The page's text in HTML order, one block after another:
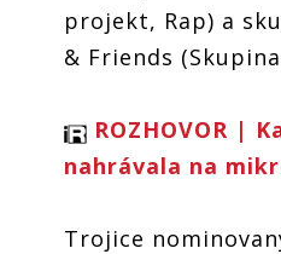
projekt, Rap) a
& Friends
ROZHOVOR |
nahrávala na
Trojice